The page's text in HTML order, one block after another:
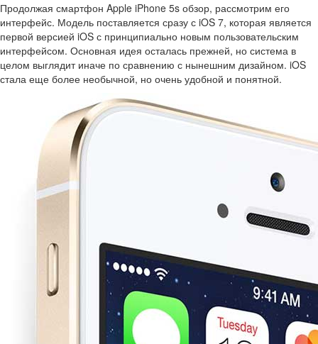
Продолжая смартфон Apple iPhone 5s обзор, рассмотрим его
интерфейс. Модель поставляется сразу с iOS 7, которая является
первой версией iOS с принципиально новым пользовательским
интерфейсом. Основная идея осталась прежней, но система в
целом выглядит иначе по сравнению с нынешним дизайном. iOS
стала еще более необычной, но очень удобной и понятной.